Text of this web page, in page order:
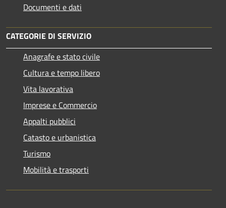
Documenti e dati
CATEGORIE DI SERVIZIO
Anagrafe e stato civile
Cultura e tempo libero
Vita lavorativa
Imprese e Commercio
Appalti pubblici
Catasto e urbanistica
Turismo
Mobilità e trasporti